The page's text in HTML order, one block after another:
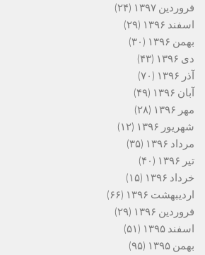
فروردین ۱۳۹۷
(۲۴)
اسفند ۱۳۹۶
(۲۹)
بهمن ۱۳۹۶
(۳۰)
دی ۱۳۹۶
(۴۳)
آذر ۱۳۹۶
(۷۰)
آبان ۱۳۹۶
(۴۹)
مهر ۱۳۹۶
(۲۸)
شهریور ۱۳۹۶
(۱۲)
مرداد ۱۳۹۶
(۳۵)
تیر ۱۳۹۶
(۴۰)
خرداد ۱۳۹۶
(۱۵)
اردیبهشت ۱۳۹۶
(۶۶)
فروردین ۱۳۹۶
(۲۹)
اسفند ۱۳۹۵
(۵۱)
بهمن ۱۳۹۵
(۹۵)